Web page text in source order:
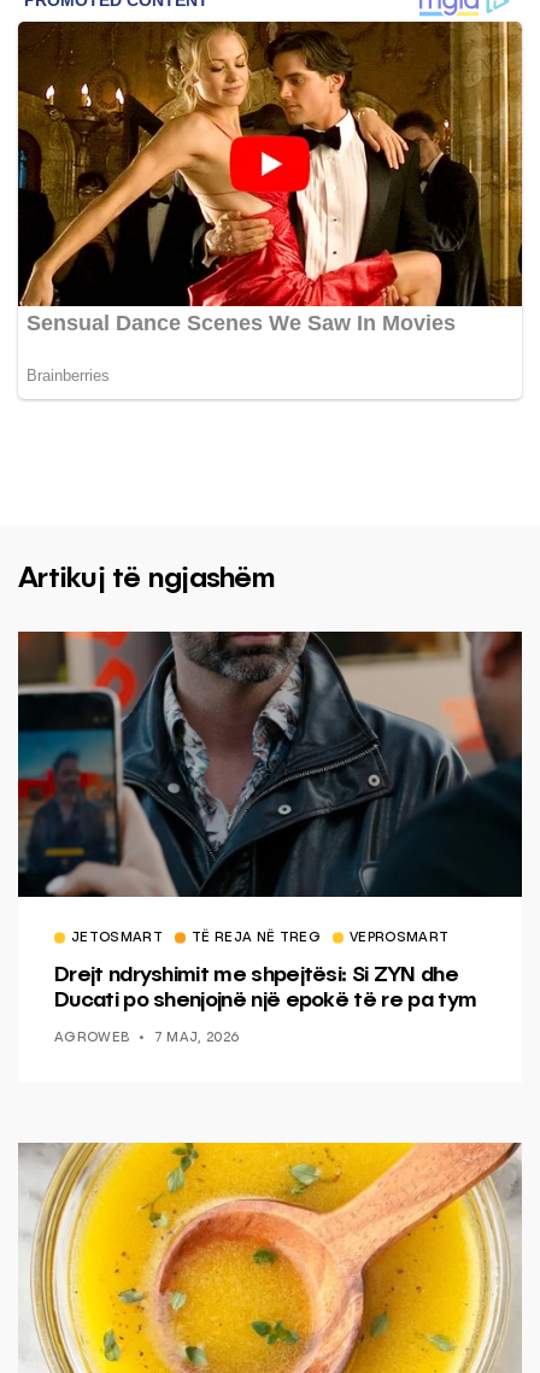
Artikuj të ngjashëm
JETOSMART TË REJA NË TREG VEPROSMART
Drejt ndryshimit me shpejtësi: Si ZYN dhe
Ducati po shenjojnë një epokë të re pa tym
AGROWEB 7 MAJ, 2026